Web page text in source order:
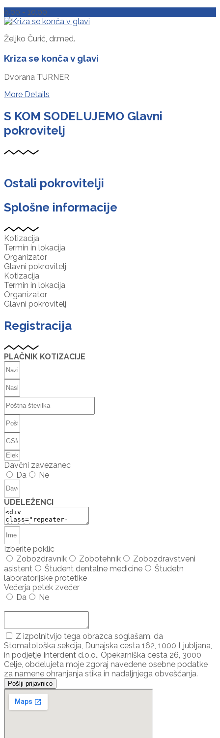
9.00 - 10.00
Željko Čurić, dr.med.
Kriza se konča v glavi
Dvorana TURNER
More Details
S KOM SODELUJEMO Glavni
pokrovitelj
Ostali pokrovitelji
Splošne informacije
Kotizacija
Termin in lokacija
Organizator
Glavni pokrovitelj
Kotizacija
Termin in lokacija
Organizator
Glavni pokrovitelj
Registracija
PLAČNIK KOTIZACIJE
Davčni zavezanec
Da
Ne
UDELEŽENCI
Izberite poklic
Zobozdravnik
Zobotehnik
Zobozdravstveni
asistent
Študent dentalne medicine
Študetn
laboratorijske protetike
Večerja petek zvečer
Da
Ne
Z izpolnitvijo tega obrazca soglašam, da
Stomatološka sekcija, Dunajska cesta 162, 1000 Ljubljana,
in podjetje Interdent d.o.o., Opekarniška cesta 26, 3000
Celje, obdelujeta moje zgoraj navedene osebne podatke
za namene ohranjanja stika in nadaljnjega obveščanja.
Pošlji prijavnico